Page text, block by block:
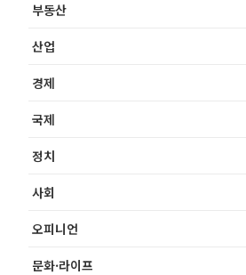
부동산
산업
경제
국제
정치
사회
오피니언
문화·라이프